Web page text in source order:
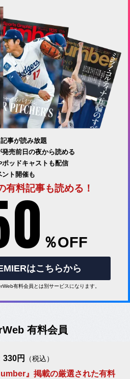
事が読み放題
売前日の夜から読める
ッドキャストも配信
ト開催も
料記事も読める！
％OFF
はこちらから
有料会員とは別サービスになります。
有料会員
330円 （税込）
』掲載の厳選された有料